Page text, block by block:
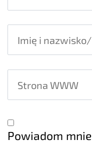
Powiadom